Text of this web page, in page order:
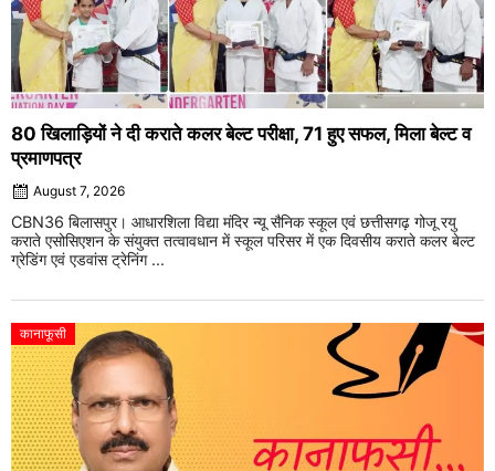
80 खिलाड़ियों ने दी कराते कलर बेल्ट परीक्षा, 71 हुए सफल, मिला बेल्ट व
प्रमाणपत्र
August 7, 2026
CBN36 बिलासपुर। आधारशिला विद्या मंदिर न्यू सैनिक स्कूल एवं छत्तीसगढ़ गोजू रयु
कराते एसोसिएशन के संयुक्त तत्वावधान में स्कूल परिसर में एक दिवसीय कराते कलर बेल्ट
ग्रेडिंग एवं एडवांस ट्रेनिंग ...
कानाफूसी